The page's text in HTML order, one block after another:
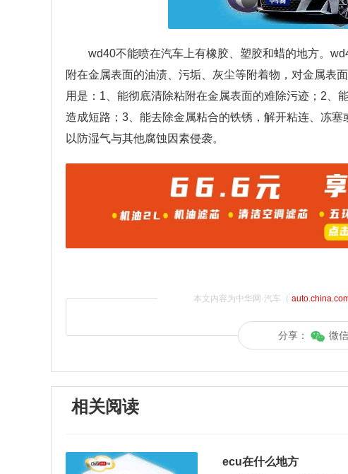
wd40不能喷在汽车上有橡胶、塑胶和蜡的地方。
附在金属表面的油渍、污垢、灰尘等附着物，对金属表
用是：1、能彻底清除粘附在金属表面的难除污迹；2、
造成短路；3、能去除金属粘合的铁锈，解开粘连、冻
以防湿气与其他腐蚀因素侵袭。
本文内容为中华网·汽车（
分享： 微信
相关阅读
ecu在什么地方